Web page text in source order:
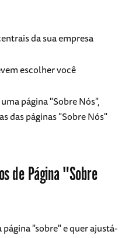
da sua empresa
escolher você
página "Sobre Nós",
das páginas "Sobre Nós"
de Página "Sobre
"sobre" e quer ajustá-